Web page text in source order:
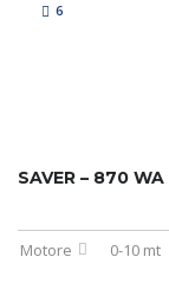
6
SAVER – 870 WA
Motore 0-10 mt